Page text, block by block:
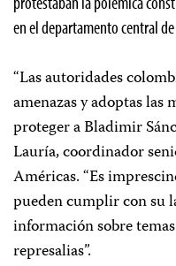
en el departamento central
“Las autoridades
amenazas y adoptas las
proteger aBladimir
Lauría, coordinador
Américas. “Es
pueden cumplir con su
información sobre
represalias”.